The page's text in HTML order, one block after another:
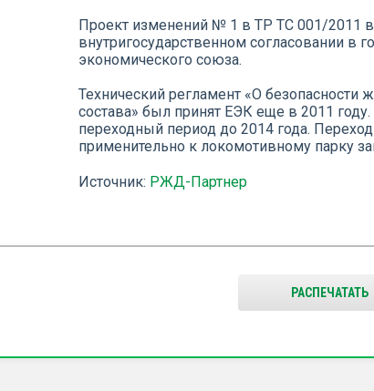
Проект изменений № 1 в ТР ТС 001/2011 в
внутригосударственном согласовании в
экономического союза.
Технический регламент «О
состава» был принят ЕЭК еще в 2011
переходный период до 2014 года.
применительно к локомотивному парку
Источник: РЖД-Партнер
РАСПЕЧАТАТЬ